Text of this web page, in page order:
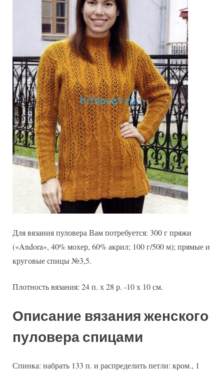
Для вязания пуловера Вам потребуется: 300 г пряжи
(«Andora», 40% мохер, 60% акрил; 100 г/500 м); прямые и
круговые спицы №3,5.
Плотность вязания: 24 п. х 28 р. -10 х 10 см.
Описание вязания женского
пуловера спицами
Спинка: набрать 133 п. и распределить петли: кром., 1